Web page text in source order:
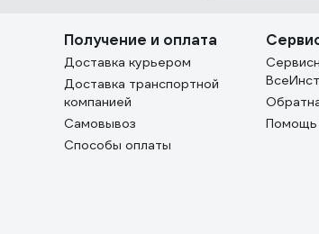
Получение и оплата
Доставка курьером
Доставка транспортной
компанией
Самовывоз
Способы оплаты
Помощь